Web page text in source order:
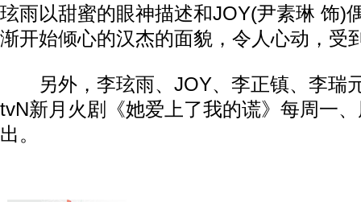
玹雨以甜蜜的眼神描述和JOY(尹素琳 饰)
渐开始倾心的汉杰的面貌，令人心动，受
另外，李玹雨、JOY、李正镇、李瑞
tvN新月火剧《她爱上了我的谎》每周一
出。